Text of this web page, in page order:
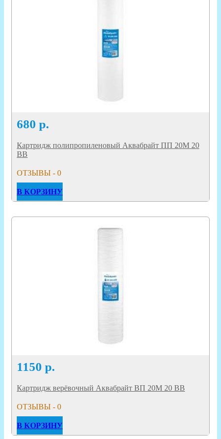
680 р.
Картридж полипропиленовый Аквабрайт ПП 20М 20
ВВ
ОТЗЫВЫ - 0
В КОРЗИНУ
1150 р.
Картридж верёвочный Аквабрайт ВП 20М 20 ВВ
ОТЗЫВЫ - 0
В КОРЗИНУ